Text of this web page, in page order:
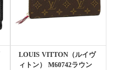
LOUIS VITTON（ルイヴ
ィトン） M60742ラウン